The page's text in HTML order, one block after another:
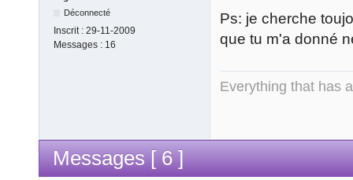
Déconnecté
Inscrit : 29-11-2009
Messages : 16
Ps: je cherche
que tu m'a donné
Everything that has
Messages [ 6 ]